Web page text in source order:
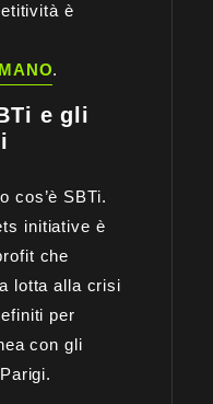
è
.
e gli
cos’è SBTi.
initiative è
che
lotta alla crisi
per
con gli